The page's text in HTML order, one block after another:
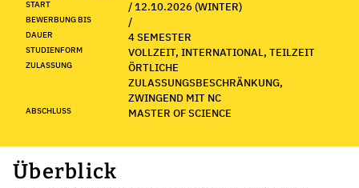
START / 12.10.2026 (WINTER)
BEWERBUNG BIS /
DAUER 4 SEMESTER
STUDIENFORM VOLLZEIT, INTERNATIONAL, TEILZEIT
ZULASSUNG
ÖRTLICHE
ZULASSUNGSBESCHRÄNKUNG,
ZWINGEND MIT NC
ABSCHLUSS MASTER OF SCIENCE
Überblick